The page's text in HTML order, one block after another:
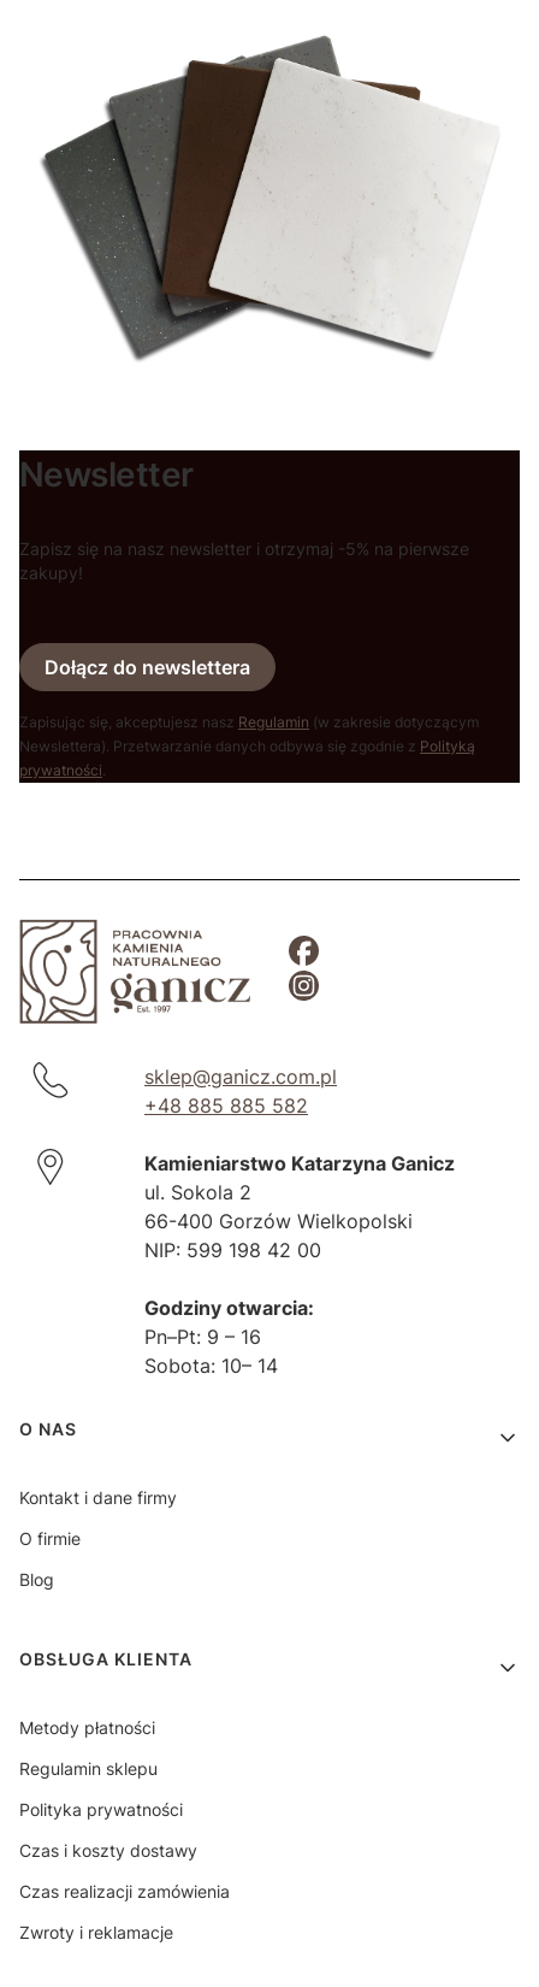
Newsletter
Zapisz się na nasz newsletter i otrzymaj -5% na pierwsze
zakupy!
Dołącz do newslettera
Zapisując się, akceptujesz nasz Regulamin (w zakresie dotyczącym
Newslettera). Przetwarzanie danych odbywa się zgodnie z Polityką
prywatności
sklep@ganicz.com.pl
+48 885 885 582
Kamieniarstwo Katarzyna Ganicz
ul. Sokola 2
66-400 Gorzów Wielkopolski
NIP: 599 198 42 00
Godziny otwarcia:
Pn–Pt: 9 – 16
Sobota: 10– 14
Linki w stopce
O NAS
Kontakt i dane firmy
O firmie
Blog
OBSŁUGA KLIENTA
Metody płatności
Regulamin sklepu
Polityka prywatności
Czas i koszty dostawy
Czas realizacji zamówienia
Zwroty i reklamacje